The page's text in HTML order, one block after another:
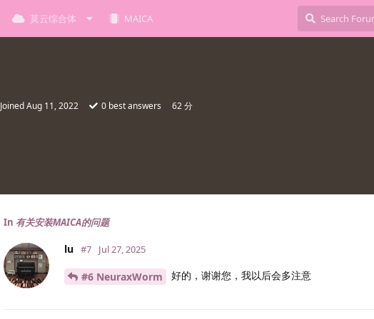
莫云综合体 MAICA
JoinedAug 11, 2022 0 best answers 62 分
In 有关安装MAICA的问题
lu #7 Jul 27, 2025
#6 NeuraxWorm 好的，谢谢您，我以后会多注意